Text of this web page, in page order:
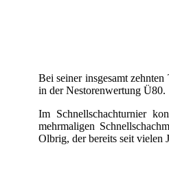
Bei seiner insgesamt
in der Nestorenwertung Ü80.
Im Schnellschachturnier
mehrmaligen
Olbrig, der bereits seit vielen